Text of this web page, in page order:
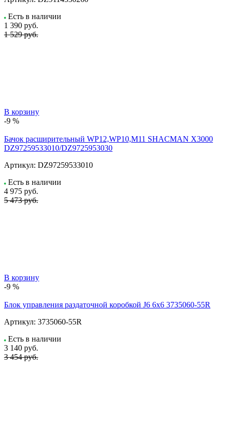
Есть в наличии
1 390 руб.
1 529 руб.
В корзину
-9 %
Бачок расширительный WP12,WP10,M11 SHACMAN X3000
DZ97259533010/DZ9725953030
Артикул: DZ97259533010
Есть в наличии
4 975 руб.
5 473 руб.
В корзину
-9 %
Блок управления раздаточной коробкой J6 6x6 3735060-55R
Артикул: 3735060-55R
Есть в наличии
3 140 руб.
3 454 руб.